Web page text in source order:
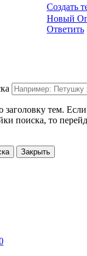
Создать
Новый
Ответить
заголовку тем.
поиска, то
Закрыть